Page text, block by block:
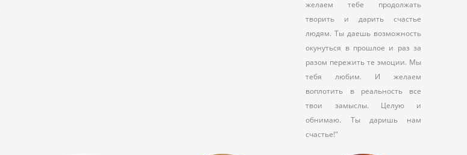
желаем тебе продолжать
творить и дарить счастье
людям. Ты даешь возможность
окунуться в прошлое и раз за
разом пережить те эмоции. Мы
тебя любим. И желаем
воплотить в реальность все
твои замыслы. Целую и
обнимаю. Ты даришь нам
счастье!"